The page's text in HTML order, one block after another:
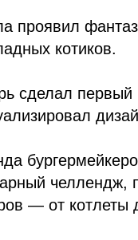
проявил
котиков.
сделал
челлендж,
— от котлеты